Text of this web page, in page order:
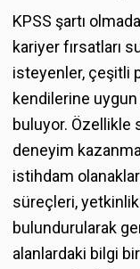
KPSS şartı
kariyer fırsatları
isteyenler, çeşitli
kendilerine uygun
buluyor. Özellikle
deneyim
istihdam
süreçleri,
bulundurularak
alanlardaki bilgi